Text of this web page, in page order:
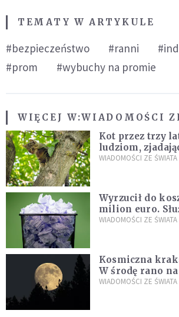
TEMATY W ARTYKULE
#bezpieczeństwo #ranni
#prom
#wybuchy na promie
WIĘCEJ W:WIADOMOŚCI
Kot przez trzy
ludziom,
kaczki. W końcu
WIADOMOŚCI ZE ŚWIATA
Wyrzucił do
milion euro.
poszukiwania
WIADOMOŚCI ZE ŚWIATA
Kosmiczna
W środę rano
powierzchni
WIADOMOŚCI ZE ŚWIATA